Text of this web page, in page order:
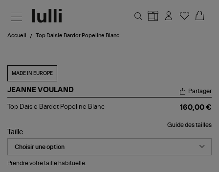
Accueil Top Daisie Bardot Popeline Blanc
MADE IN EUROPE
JEANNE VOULAND
Top
Popeline
Blanc
Partager
Top Daisie Bardot Popeline Blanc 160,00 €
Guide des tailles
Taille
Prendre votre taille habituelle.